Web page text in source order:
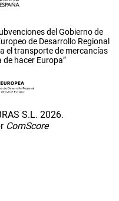
del Gobierno de
de Desarrollo Regional
el transporte de mercancías
de hacer Europa”
S.L. 2026.
ComScore